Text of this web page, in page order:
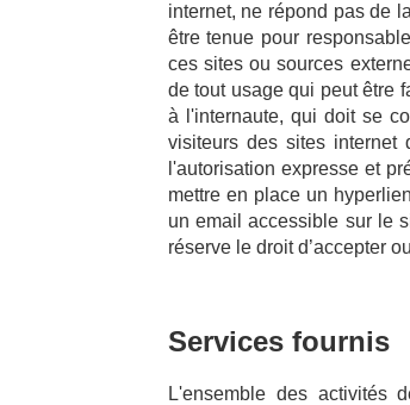
internet, ne répond pas de
être tenue pour
ces sites ou sources
de tout usage qui peut être
à l'internaute, qui doit se
visiteurs des sites
l'autorisation expresse et
mettre en place un
un email accessible sur le
réserve le droit d’accepter
Services fournis
L'ensemble des activités